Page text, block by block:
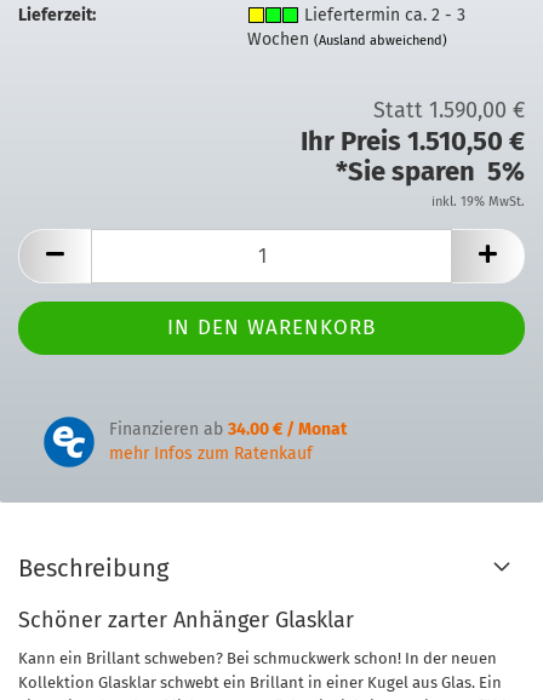
Lieferzeit:
Liefertermin ca. 2 - 3
Wochen(Ausland abweichend)
Statt 1.590,00 €
Ihr Preis 1.510,50 €
*Sie sparen 5%
inkl. 19% MwSt.
Finanzieren ab 34.00 € / Monat
mehr Infos zum Ratenkauf
Beschreibung
Schöner zarter Anhänger Glasklar
Kann ein Brillant schweben? Bei schmuckwerk schon! In der neuen
Kollektion Glasklar schwebt ein Brillant in einer Kugel aus Glas. Ein